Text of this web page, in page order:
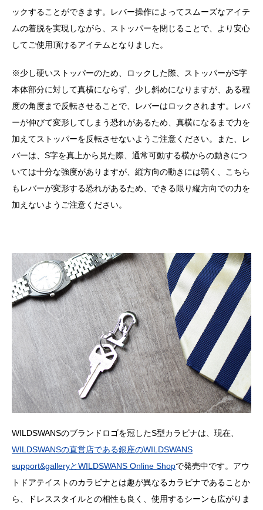
ックすることができます。レバー操作によってスムーズなアイテ
ムの着脱を実現しながら、ストッパーを閉じることで、より安心
してご使用頂けるアイテムとなりました。
※少し硬いストッパーのため、ロックした際、ストッパーがS字
本体部分に対して真横にならず、少し斜めになりますが、ある程
度の角度まで反転させることで、レバーはロックされます。レバ
ーが伸びて変形してしまう恐れがあるため、真横になるまで力を
加えてストッパーを反転させないようご注意ください。また、レ
バーは、S字を真上から見た際、通常可動する横からの動きにつ
いては十分な強度がありますが、縦方向の動きには弱く、こちら
もレバーが変形する恐れがあるため、できる限り縦方向での力を
加えないようご注意ください。
WILDSWANSのブランドロゴを冠したS型カラビナは、現在、
WILDSWANSの直営店である銀座のWILDSWANS
support&galleryとWILDSWANS Online Shopで発売中です。アウ
トドアテイストのカラビナとは趣が異なるカラビナであることか
ら、ドレススタイルとの相性も良く、使用するシーンも広がりま